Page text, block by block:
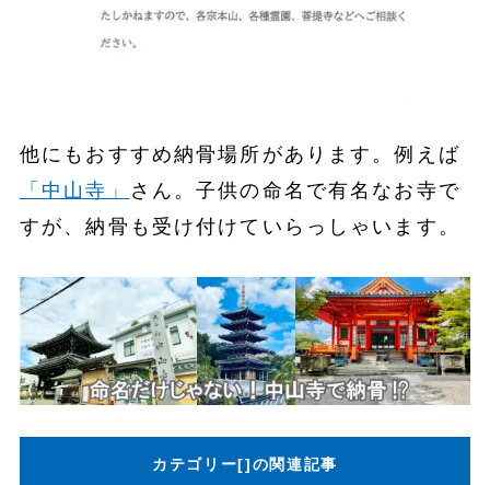
他にもおすすめ納骨場所があります。例えば
「中山寺」
さん。子供の命名で有名なお寺で
すが、納骨も受け付けていらっしゃいます。
カテゴリー[]の関連記事